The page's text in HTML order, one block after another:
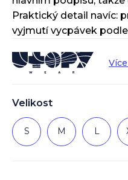
Velikost
S M L
Praktický detail navíc:
vyjmutí vycpávek